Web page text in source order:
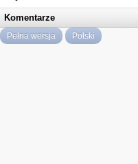
Komentarze
Pełna wersja Polski